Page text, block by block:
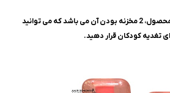
از جمله ویژگی های مهم این محصول، 2 مخزنه بودن آن می باشد که می توانید